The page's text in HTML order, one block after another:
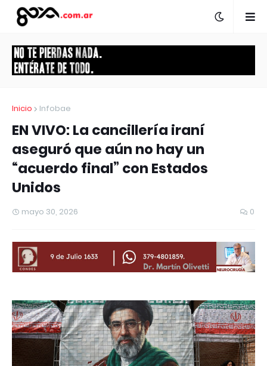
Inicio Infobae
EN VIVO: La cancillería iraní
aseguró que aún no hay un
“acuerdo final” con Estados
Unidos
mayo 30, 2026 0